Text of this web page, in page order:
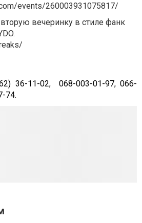
events/260003931075817/
вечеринку в стиле фанк
36-11-02, 068-003-01-97, 066-
74.